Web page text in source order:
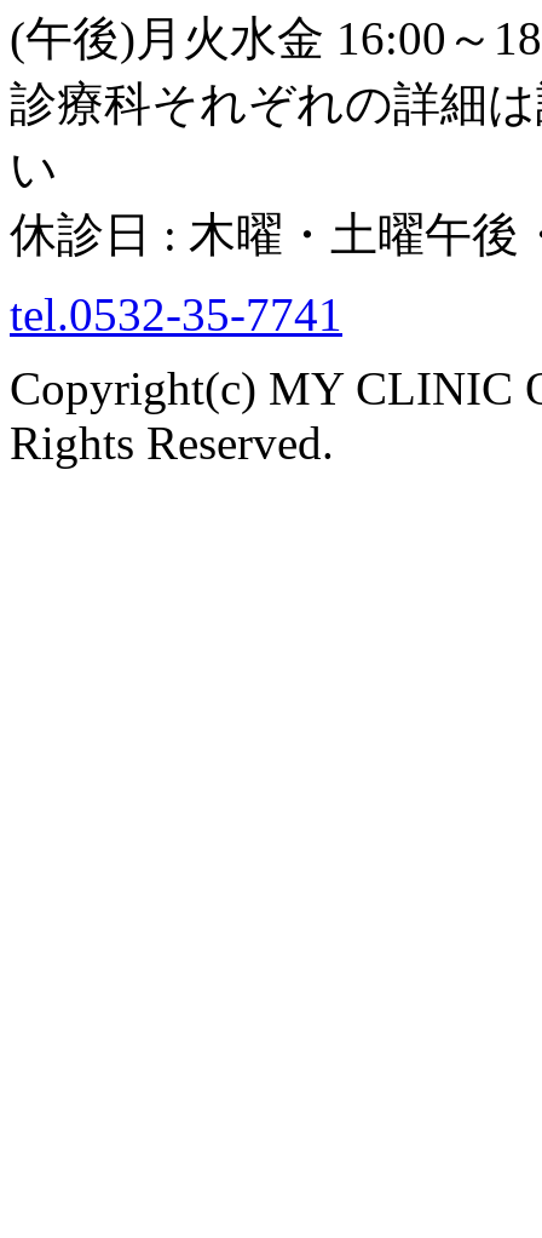
(午後)月火水金 16:00～
診療科それぞれの詳細
い
休診日 : 木曜・土曜午後
tel.0532-35-7741
Copyright(c) MY CLINIC
Rights Reserved.